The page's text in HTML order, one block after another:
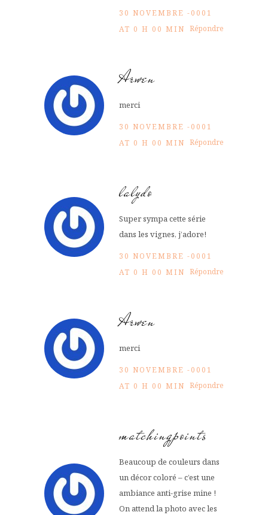
30 NOVEMBRE -0001
AT 0 H 00 MIN Répondre
Arwen
merci
30 NOVEMBRE -0001
AT 0 H 00 MIN Répondre
lalydo
Super sympa cette série
dans les vignes, j’adore!
30 NOVEMBRE -0001
AT 0 H 00 MIN Répondre
Arwen
merci
30 NOVEMBRE -0001
AT 0 H 00 MIN Répondre
matchingpoints
Beaucoup de couleurs dans
un décor coloré – c’est une
ambiance anti-grise mine !
On attend la photo avec les